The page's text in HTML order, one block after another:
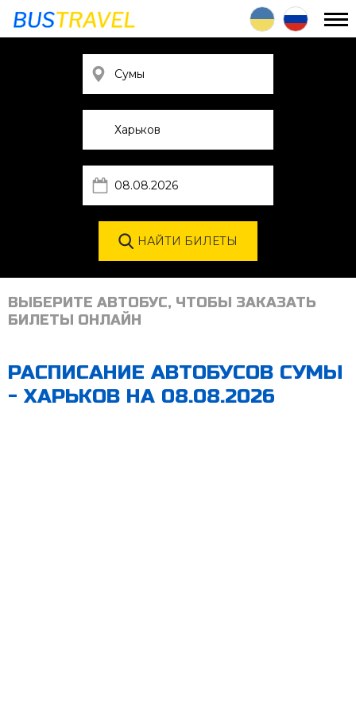
ВЫБЕРИТЕ АВТОБУС, ЧТОБЫ ЗАКАЗАТЬ
БИЛЕТЫ ОНЛАЙН
РАСПИСАНИЕ АВТОБУСОВ СУМЫ
- ХАРЬКОВ НА 08.08.2026